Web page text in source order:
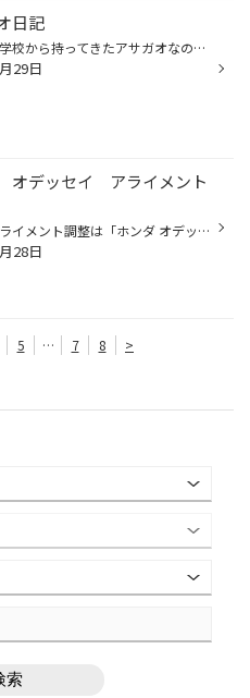
日記
息子が小学校から持ってきたアサガオなのですが、夏休みに入ったとたん水やりをしなくなってしまったので、自分が毎朝水をあげています。そして花がしおれてきたら回収します。夏休みが開けたら授業でつかうみたいなので回収した花は冷凍庫に保存しています。 もうすぐ種もできそうです。
29日
オデッセイ アライメント
本日のアライメント調整は「ホンダ オデッセイ」です。 こちらのお客様はお出かけされたときに対向車を避ける為に車を寄せたら縁石にぶつけてしまいアライメント調整をさせ不安だから点検をしてほしいとの事でアライメント調整をさせていただきました。 さっそく機械を取付け診断をしてみました。 ...
28日
5 … 7 8 >